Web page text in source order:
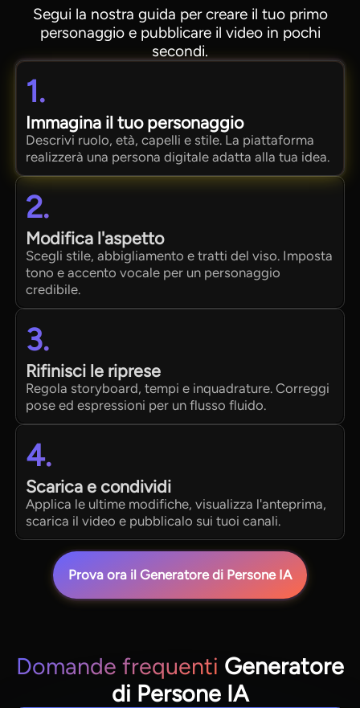
Segui la nostra guida per creare il tuo primo
personaggio e pubblicare il video in pochi
secondi.
1.
Immagina il tuo personaggio
Descrivi ruolo, età, capelli e stile. La piattaforma
realizzerà una persona digitale adatta alla tua idea.
2.
Modifica l'aspetto
Scegli stile, abbigliamento e tratti del viso. Imposta
tono e accento vocale per un personaggio
credibile.
3.
Rifinisci le riprese
Regola storyboard, tempi e inquadrature. Correggi
pose ed espressioni per un flusso fluido.
4.
Scarica e condividi
Applica le ultime modifiche, visualizza l'anteprima,
scarica il video e pubblicalo sui tuoi canali.
Prova ora il Generatore di Persone IA
Domande frequenti Generatore
di Persone IA